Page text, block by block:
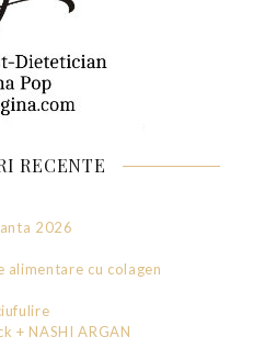
RECENTE
2026
alimentare cu colagen
+ NASHI ARGAN